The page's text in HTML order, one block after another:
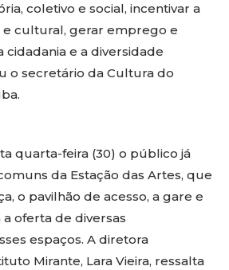
coletivo e social, incentivar a
cultural, gerar emprego e
cidadania e a diversidade
o secretário da Cultura do
quarta-feira (30) o público já
da Estação das Artes, que
o pavilhão de acesso, a gare e
oferta de diversas
espaços. A diretora
Mirante, Lara Vieira, ressalta